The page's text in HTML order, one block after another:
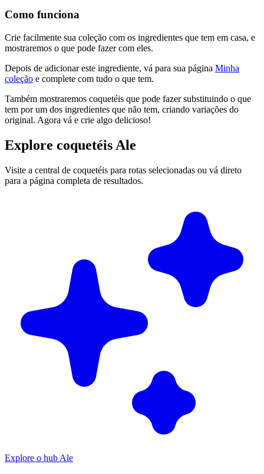
Como funciona
Crie facilmente sua coleção com os ingredientes que tem em casa, e
mostraremos o que pode fazer com eles.
Depois de adicionar este ingrediente, vá para sua página Minha
coleção e complete com tudo o que tem.
Também mostraremos coquetéis que pode fazer substituindo o que
tem por um dos ingredientes que não tem, criando variações do
original. Agora vá e crie algo delicioso!
Explore coquetéis Ale
Visite a central de coquetéis para rotas selecionadas ou vá direto
para a página completa de resultados.
Explore o hub Ale